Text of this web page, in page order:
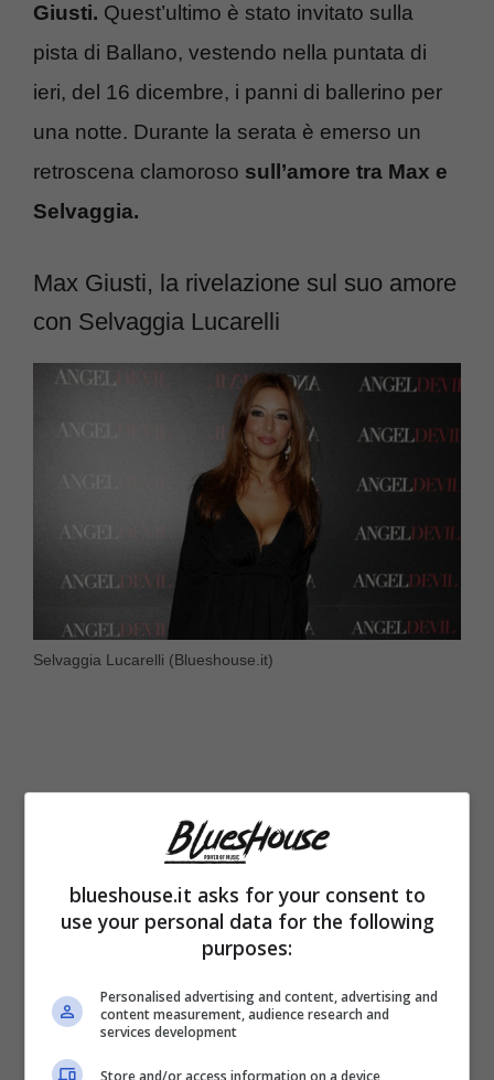
Giusti. Quest’ultimo è stato invitato sulla
pista di Ballano, vestendo nella puntata di
ieri, del 16 dicembre, i panni di ballerino per
una notte. Durante la serata è emerso un
retroscena clamoroso sull’amore tra Max e
Selvaggia.
Max Giusti, la rivelazione sul suo amore
con Selvaggia Lucarelli
Selvaggia Lucarelli (Blueshouse.it)
Nell’ultima puntata di “Ballando con le Stelle”,
Max Giusti ha catalizzato l’attenzione.
blueshouse.it asks for your consent to
use your personal data for the following
purposes:
Personalised advertising and content, advertising and
content measurement, audience research and
services development
Store and/or access information on a device